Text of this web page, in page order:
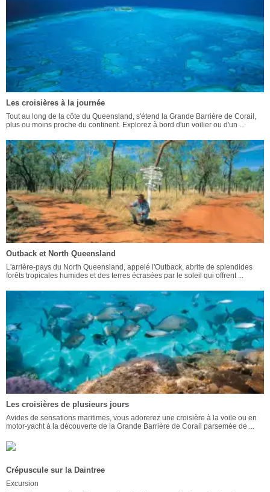
Les croisières à la journée
Tout au long de la côte du Queensland, s'étend la Grande Barrière de Corail,
plus ou moins proche du continent. Explorez à bord d'un voilier ou d'un ...
Outback et North Queensland
L'arrière-pays du North Queensland, appelé l'Outback, abrite de splendides
forêts tropicales humides et des terres écrasées par le soleil qui offrent ...
Les croisières de plusieurs jours
Avides de sensations maritimes, vous adorerez une croisière à la voile ou en
motor-yacht à la découverte de la Grande Barrière de Corail parsemée de ...
Crépuscule sur la Daintree
Excursion